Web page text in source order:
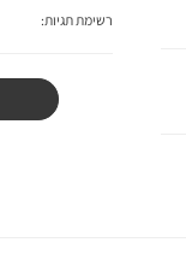
רשימת תגיות: